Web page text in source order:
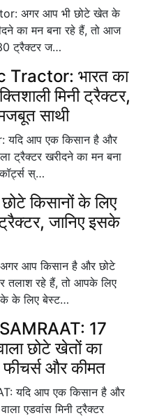
अगर आप भी छोटे खेत के
का मन बना रहे हैं, तो आज
ट्रैक्टर ज…
भारत का
मिनी ट्रैक्टर,
साथी
आप एक किसान है और
ट्रैक्टर खरीदने का मन बना
स्…
किसानों के लिए
जानिए इसके
आप किसान है और छोटे
तलाश रहे हैं, तो आपके लिए
के लिए बेस्ट…
17
छोटे खेतों का
फीचर्स और कीमत
यदि आप एक किसान है और
एडवांस मिनी ट्रैक्टर